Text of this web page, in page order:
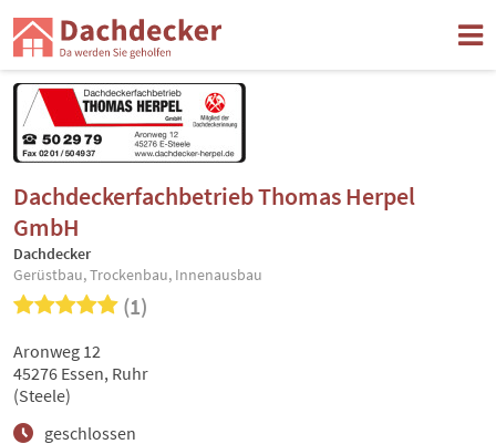
Dachdeckerfachbetrieb Thomas Herpel
GmbH
Dachdecker
Gerüstbau, Trockenbau, Innenausbau
(1)
geschlossen
Aronweg 12
45276 Essen, Ruhr
(Steele)